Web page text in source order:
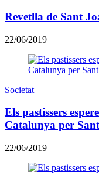
Revetlla de Sant
22/06/2019
Societat
Els pastissers
Catalunya per
22/06/2019